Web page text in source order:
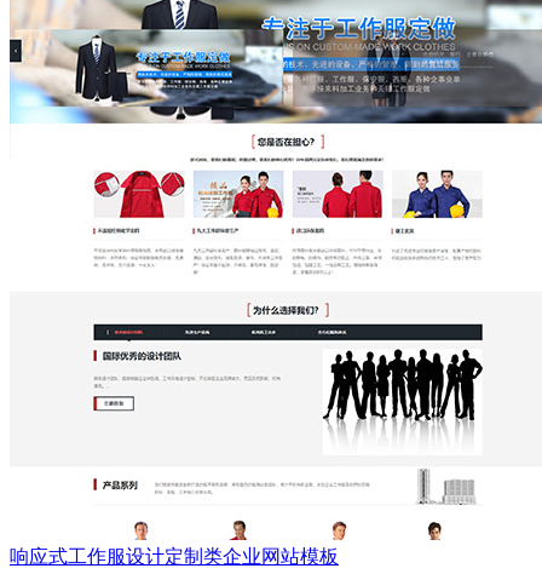
响应式工作服设计定制类企业网站模板